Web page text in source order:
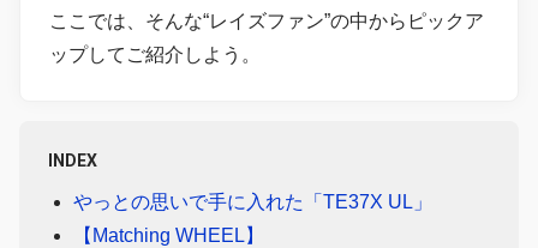
ここでは、そんな“レイズファン”の中からピックア
ップしてご紹介しよう。
INDEX
やっとの思いで手に入れた「TE37X UL」
【Matching WHEEL】